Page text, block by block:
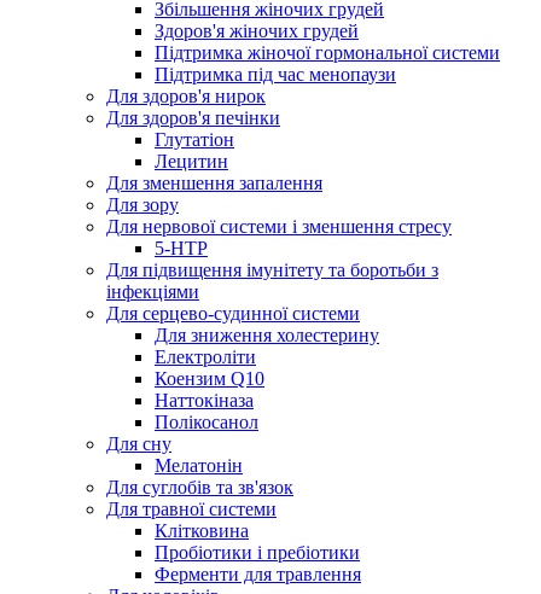
Збільшення жіночих грудей
Здоров'я жіночих грудей
Підтримка жіночої гормональної системи
Підтримка під час менопаузи
Для здоров'я нирок
Для здоров'я печінки
Глутатіон
Лецитин
Для зменшення запалення
Для зору
Для нервової системи і зменшення стресу
5-HTP
Для підвищення імунітету та боротьби з
інфекціями
Для серцево-судинної системи
Для зниження холестерину
Електроліти
Коензим Q10
Наттокіназа
Полікосанол
Для сну
Мелатонін
Для суглобів та зв'язок
Для травної системи
Клітковина
Пробіотики і пребіотики
Ферменти для травлення